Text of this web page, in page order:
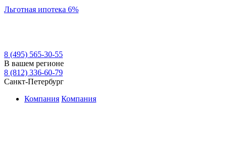
Льготная ипотека 6%
8 (495) 565-30-55
В вашем регионе
8 (812) 336-60-79
Санкт-Петербург
Компания Компания